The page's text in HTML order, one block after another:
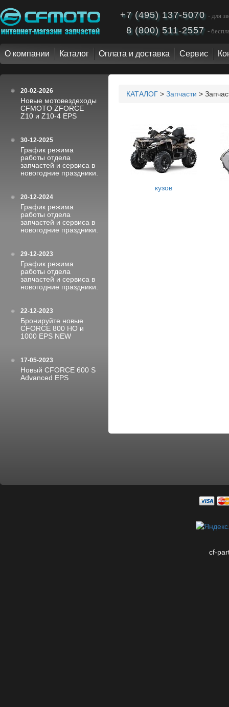
+7 (495) 137-5070 - для
8 (800) 511-2557 -
О компании Каталог Оплата и доставка Сервис
20-02-2026
Новые мотовездеходы
CFMOTO ZFORCE
Z10 и Z10-4 EPS
30-12-2025
График режима
работы отдела
запчастей и сервиса в
новогодние праздники.
20-12-2024
График режима
работы отдела
запчастей и сервиса в
новогодние праздники.
29-12-2023
График режима
работы отдела
запчастей и сервиса в
новогодние праздники.
22-12-2023
Бронируйте новые
CFORCE 800 HO и
1000 EPS NEW
17-05-2023
Новый CFORCE 600 S
Advanced EPS
КАТАЛОГ > Запчасти >
кузов
cf-